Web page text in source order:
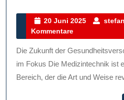
20 Juni 2025
20
2025
Kommentare
Die Zukunft der Gesundheitsversorgung: Medizintechnik
im Fokus Die Medizintechnik ist
Bereich, der die Art und Weise